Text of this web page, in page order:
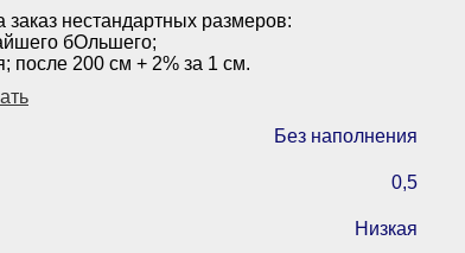
нестандартных размеров:
бОльшего;
после 200 см + 2% за 1 см.
Без наполнения
0,5
Низкая